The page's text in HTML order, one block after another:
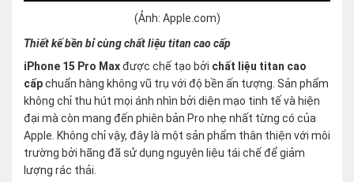
(Ảnh: Apple.com)
Thiết kế bền bỉ cùng chất liệu titan cao cấp
iPhone 15 Pro Maxđược chế tạo bởi chất liệu titan cao
cấpchuẩn hàng không vũ trụ với độ bền ấn tượng. Sản phẩm
không chỉ thu hút mọi ánh nhìn bởi diện mạo tinh tế và hiện
đại mà còn mang đến phiên bản Pro nhẹ nhất từng có của
Apple. Không chỉ vậy, đây là một sản phẩm thân thiện với môi
trường bởi hãng đã sử dụng nguyên liệu tái chế để giảm
lượng rác thải.